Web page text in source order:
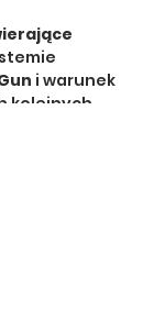
i warunek
kolejnych